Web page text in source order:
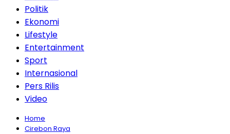
Politik
Ekonomi
Lifestyle
Entertainment
Sport
Internasional
Pers Rilis
Video
Home
Cirebon Raya